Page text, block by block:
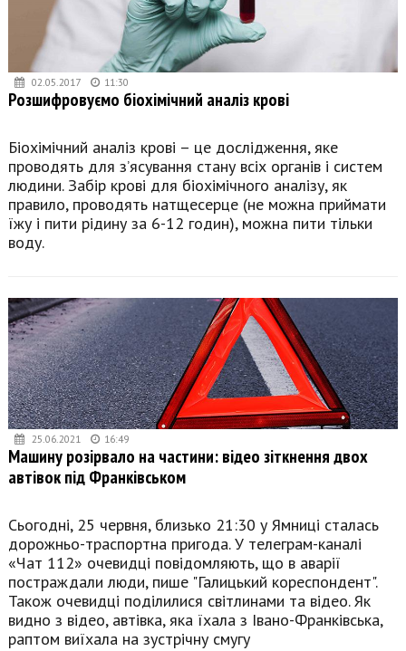
02.05.2017 11:30
Розшифровуємо біохімічний аналіз крові
Біохімічний аналіз крові – це дослідження, яке
проводять для з’ясування стану всіх органів і систем
людини. Забір крові для біохімічного аналізу, як
правило, проводять натщесерце (не можна приймати
їжу і пити рідину за 6-12 годин), можна пити тільки
воду.
25.06.2021 16:49
Машину розірвало на частини: відео зіткнення двох
автівок під Франківськом
Сьогодні, 25 червня, близько 21:30 у Ямниці сталась
дорожньо-траспортна пригода. У телеграм-каналі
«Чат 112» очевидці повідомляють, що в аварії
постраждали люди, пише "Галицький кореспондент".
Також очевидці поділилися світлинами та відео. Як
видно з відео, автівка, яка їхала з Івано-Франківська,
раптом виїхала на зустрічну смугу